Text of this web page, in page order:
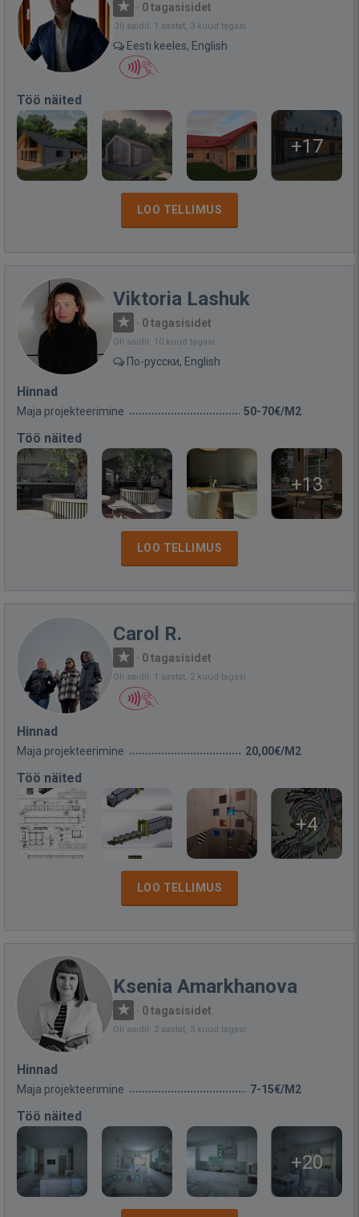
· 0 tagasisidet
Oli saidil: 1 aastat, 3 kuud tagasi
Eesti keeles, English
Töö näited
+17
LOO TELLIMUS
Viktoria Lashuk
· 0 tagasisidet
Oli saidil: 10 kuud tagasi
По-русски, English
Hinnad
Maja projekteerimine 50-70€/M2
Töö näited
+13
LOO TELLIMUS
Carol R.
· 0 tagasisidet
Oli saidil: 1 aastat, 2 kuud tagasi
Hinnad
Maja projekteerimine 20,00€/M2
Töö näited
+4
LOO TELLIMUS
Ksenia Amarkhanova
· 0 tagasisidet
Oli saidil: 2 aastat, 3 kuud tagasi
Hinnad
Maja projekteerimine 7-15€/M2
Töö näited
+20